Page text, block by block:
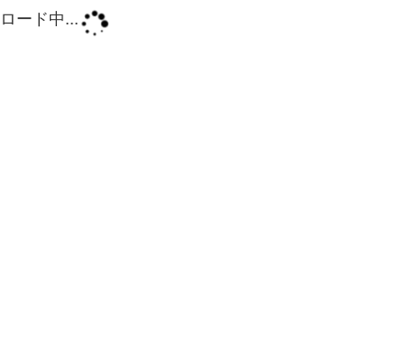
ロード中...